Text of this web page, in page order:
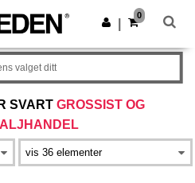
Last ned app
0
SVART GROSSIST OG
valget ditt